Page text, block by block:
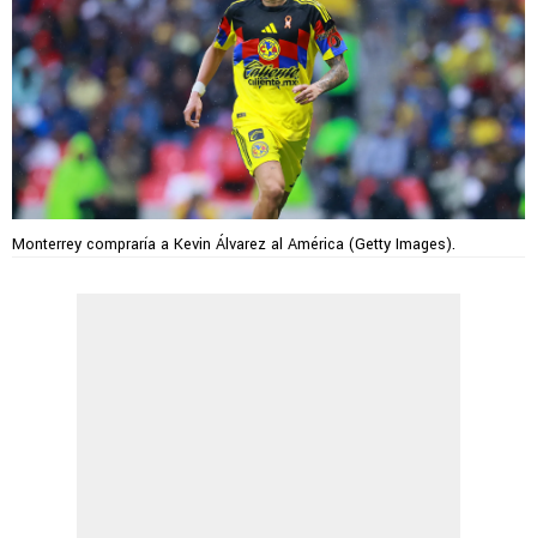
Monterrey compraría a Kevin Álvarez al América (Getty Images).